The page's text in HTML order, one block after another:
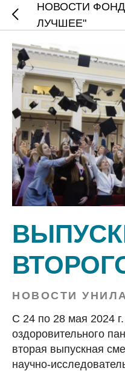
НОВОСТИ
ЛУЧШЕЕ"
НОВОСТИ
С 24 по 28 мая 2024
оздоровительного
вторая выпускная
научно-